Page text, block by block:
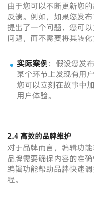
由于您可以不断更新您
反馈。例如，如果您发
提出了一个问题，您可
问题，而不需要将其转化
实际案例：假设您发
某个环节上发现有用
您可以立刻在故事中
用户体验。
2.4 高效的品牌维护
对于品牌而言，编辑功
品牌需要确保内容的准
编辑功能帮助品牌快速
程。